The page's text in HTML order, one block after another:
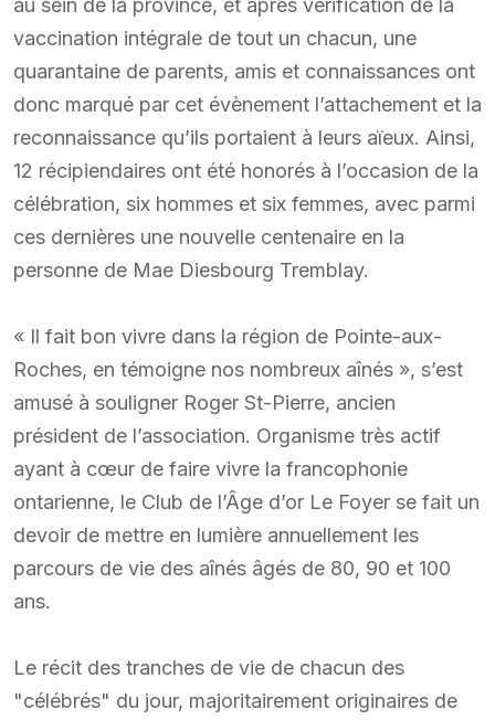
vaccination intégrale de tout un chacun, une
quarantaine de parents, amis et connaissances ont
donc marqué par cet évènement l’attachement et la
reconnaissance qu’ils portaient à leurs aïeux. Ainsi,
12 récipiendaires ont été honorés à l’occasion de la
célébration, six hommes et six femmes, avec parmi
ces dernières une nouvelle centenaire en la
personne de Mae Diesbourg Tremblay.
« Il fait bon vivre dans la région de Pointe-aux-
Roches, en témoigne nos nombreux aînés », s’est
amusé à souligner Roger St-Pierre, ancien
président de l’association. Organisme très actif
ayant à cœur de faire vivre la francophonie
ontarienne, le Club de l’Âge d’or Le Foyer se fait un
devoir de mettre en lumière annuellement les
parcours de vie des aînés âgés de 80, 90 et 100
ans.
Le récit des tranches de vie de chacun des
"célébrés" du jour, majoritairement originaires de